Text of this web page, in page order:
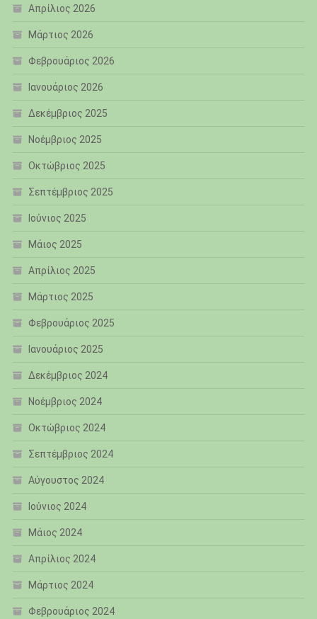
Απρίλιος 2026
Μάρτιος 2026
Φεβρουάριος 2026
Ιανουάριος 2026
Δεκέμβριος 2025
Νοέμβριος 2025
Οκτώβριος 2025
Σεπτέμβριος 2025
Ιούνιος 2025
Μάιος 2025
Απρίλιος 2025
Μάρτιος 2025
Φεβρουάριος 2025
Ιανουάριος 2025
Δεκέμβριος 2024
Νοέμβριος 2024
Οκτώβριος 2024
Σεπτέμβριος 2024
Αύγουστος 2024
Ιούνιος 2024
Μάιος 2024
Απρίλιος 2024
Μάρτιος 2024
Φεβρουάριος 2024